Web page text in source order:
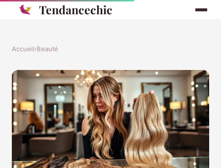
Tendancechic
Accueil›Beauté